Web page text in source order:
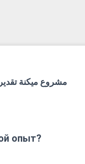
مشروع ميكنة
опыт?